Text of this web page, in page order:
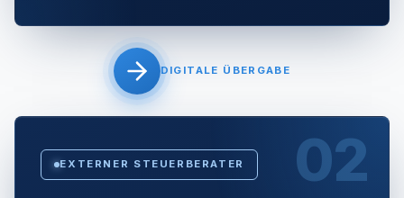
DIGITALE ÜBERGABE
02
EXTERNER STEUERBERATER